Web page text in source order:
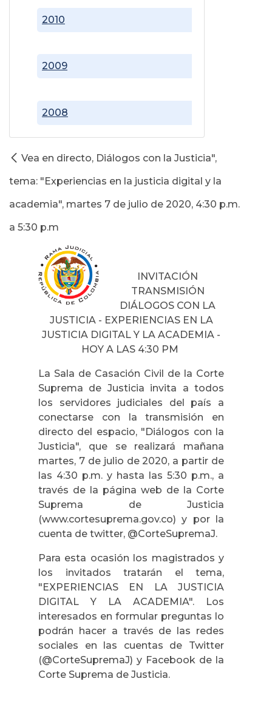
2008
2009
2010
Vea en directo, Diálogos con la Justicia",
tema: "Experiencias en la justicia digital y la
academia", martes 7 de julio de 2020, 4:30 p.m.
a 5:30 p.m
INVITACIÓN
TRANSMISIÓN
DIÁLOGOS CON LA
JUSTICIA - EXPERIENCIAS EN LA
JUSTICIA DIGITAL Y LA ACADEMIA -
HOY A LAS 4:30 PM
La Sala de Casación Civil de la Corte
Suprema de Justicia invita a todos
los servidores judiciales del país a
conectarse con la transmisión en
directo del espacio, "Diálogos con la
Justicia", que se realizará mañana
martes, 7 de julio de 2020, a partir de
las 4:30 p.m. y hasta las 5:30 p.m., a
través de la página web de la Corte
Suprema de Justicia
(www.cortesuprema.gov.co) y por la
cuenta de twitter, @CorteSupremaJ.
Para esta ocasión los magistrados y
los invitados tratarán el tema,
"EXPERIENCIAS EN LA JUSTICIA
DIGITAL Y LA ACADEMIA". Los
interesados en formular preguntas lo
podrán hacer a través de las redes
sociales en las cuentas de Twitter
(@CorteSupremaJ) y Facebook de la
Corte Suprema de Justicia.